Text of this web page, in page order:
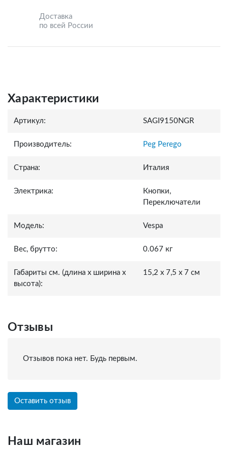
Доставка
по всей России
Характеристики
Артикул: SAGI9150NGR
Производитель: Peg Perego
Страна: Италия
Электрика:
Кнопки,
Переключатели
Модель: Vespa
Вес, брутто: 0.067 кг
Габариты см. (длина x ширина x
высота):
15,2 x 7,5 x 7 см
Отзывы
Отзывов пока нет. Будь первым.
Оставить отзыв
Наш магазин